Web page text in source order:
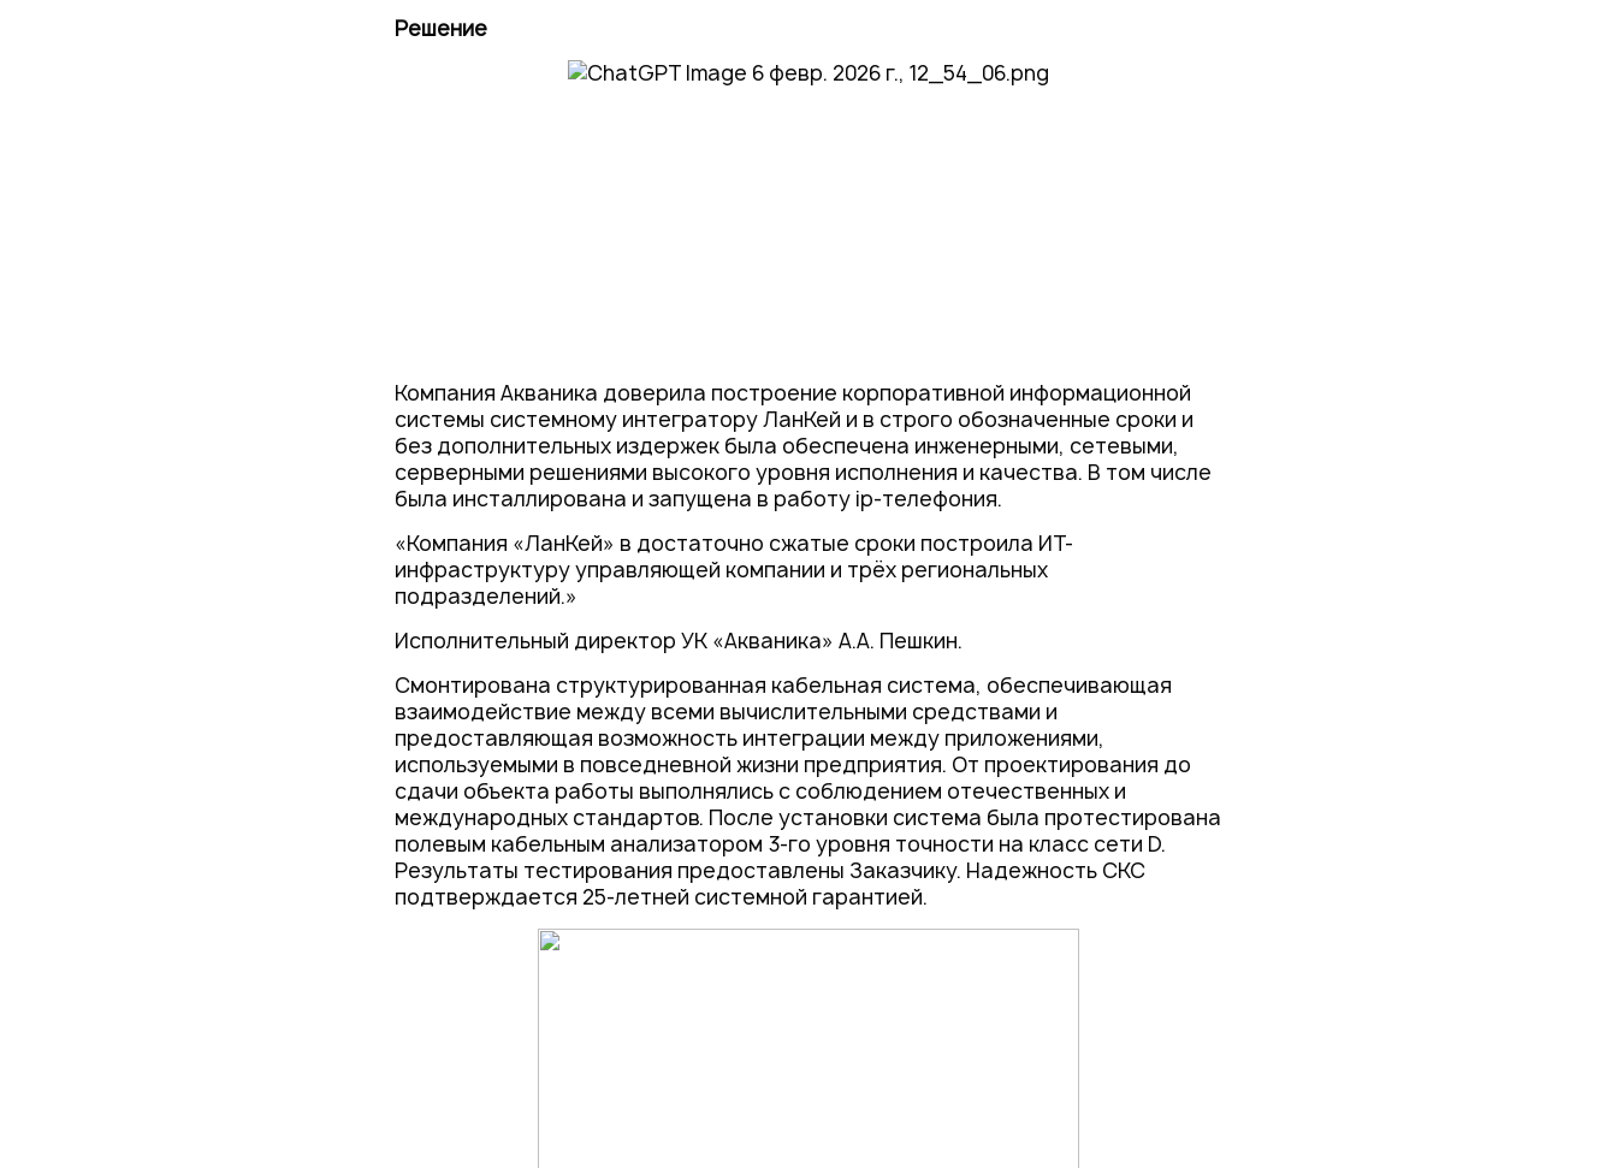
Решение
Компания Акваника доверила построение корпоративной информационной
системы системному интегратору ЛанКей и в строго обозначенные сроки и
без дополнительных издержек была обеспечена инженерными, сетевыми,
серверными решениями высокого уровня исполнения и качества. В том числе
была инсталлирована и запущена в работу ip-телефония.
«Компания «ЛанКей» в достаточно сжатые сроки построила ИТ-
инфраструктуру управляющей компании и трёх региональных
подразделений.»
Исполнительный директор УК «Акваника» А.А. Пешкин.
Смонтирована структурированная кабельная система, обеспечивающая
взаимодействие между всеми вычислительными средствами и
предоставляющая возможность интеграции между приложениями,
используемыми в повседневной жизни предприятия. От проектирования до
сдачи объекта работы выполнялись с соблюдением отечественных и
международных стандартов. После установки система была протестирована
полевым кабельным анализатором 3-го уровня точности на класс сети D.
Результаты тестирования предоставлены Заказчику. Надежность СКС
подтверждается 25-летней системной гарантией.